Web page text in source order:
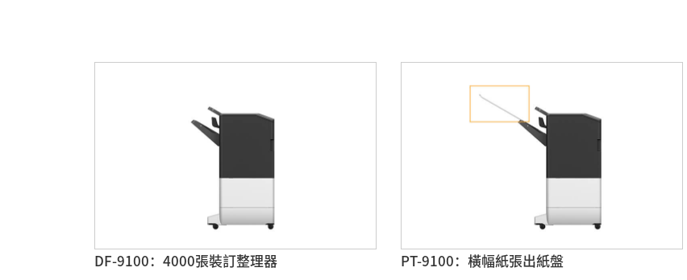
DF-9100：4000張裝訂整理器 PT-9100：橫幅紙張出紙盤